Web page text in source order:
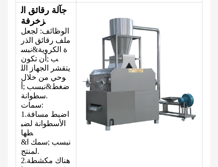
جآلة رقائق ال
زخرفة
الوظائف: لجعل
ملف رقائق الذر
ة الكروية&نبس
ب ;أن تكون
يتقشر الجهاز الل
وحي من خلال
ضغط&نبسب ;أ
سطوانة.
سمات:
1.اضبط مسافة
الأسطوانة لضب
طها
&نبسب ;سمك ا
لمنتج.
2.
هناك مكشطة